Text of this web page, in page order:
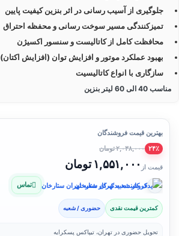
جلوگیری از آسیب رسانی در اثر بنزین کیفیت پایین
تمیزکنندگی مسیر سوخت رسانی و محفظه احتراق
محافظت کامل از کاتالیست و سنسور اکسیژن
بهبود عملکرد موتور و افزایش توان (افزایش اکتان)
سازگاری با انواع کاتالیسیت
مناسب 40 الی 60 لیتر بنزین
بهترین قیمت فروشندگان
۲۴٪ ۲,۰۳۸,۰۰۰ تومان
قیمت از ۱,۵۵۱,۰۰۰ تومان
فروشنده: یدک کار شعبه تهران ستارخان تماس
کمترین قیمت نقدی حضوری / شعبه
تحویل حضوری در تهران، تیپاکس پسکرایه